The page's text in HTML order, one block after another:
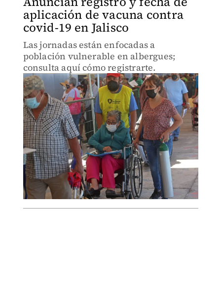
aplicación de vacuna contra
covid-19 en Jalisco
Las jornadas están enfocadas a
población vulnerable en albergues;
consulta aquí cómo registrarte.